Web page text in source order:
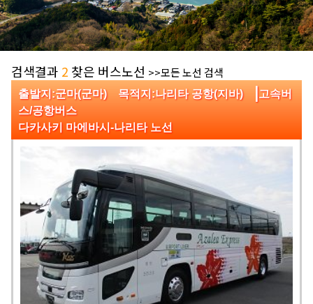
검색결과 2 찾은 버스노선 >>모든 노선 검색
출발지:군마(군마) 목적지:나리타 공항(지바) |고속버
스/공항버스
다카사키 마에바시-나리타 노선